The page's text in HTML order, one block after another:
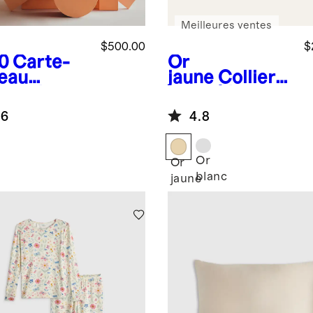
Carte-
$500.00
Or
jaune Collier
à diamants
sertis clos
Meilleures ventes
4.8
Or
jaune
Or
blanc